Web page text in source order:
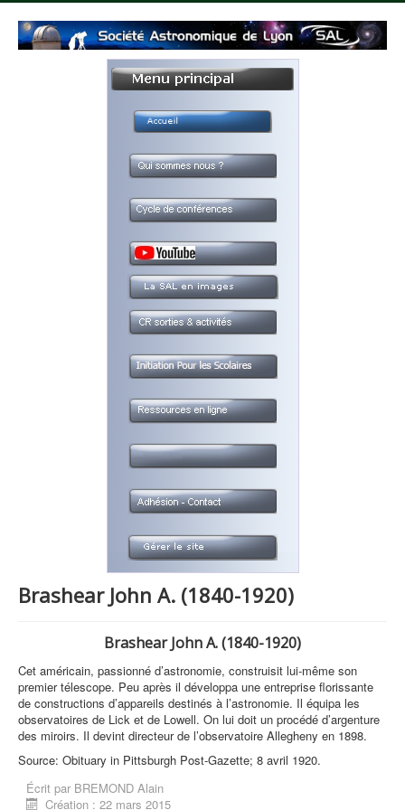
Brashear John A. (1840-1920)
Brashear John A. (1840-1920)
Cet américain, passionné d’astronomie, construisit lui-même son
premier télescope. Peu après il développa une entreprise florissante
de constructions d’appareils destinés à l’astronomie. Il équipa les
observatoires de Lick et de Lowell. On lui doit un procédé d’argenture
des miroirs. Il devint directeur de l’observatoire Allegheny en 1898.
Source: Obituary in Pittsburgh Post-Gazette; 8 avril 1920.
Écrit par BREMOND Alain
Création : 22 mars 2015